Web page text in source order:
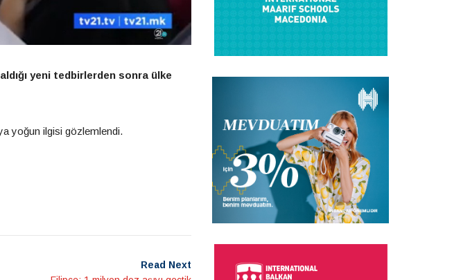
yeni tedbirlerden sonra ülke
yoğun ilgisi gözlemlendi.
Read Next